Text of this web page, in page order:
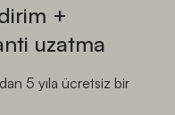
+
uzatma
5 yıla ücretsiz bir